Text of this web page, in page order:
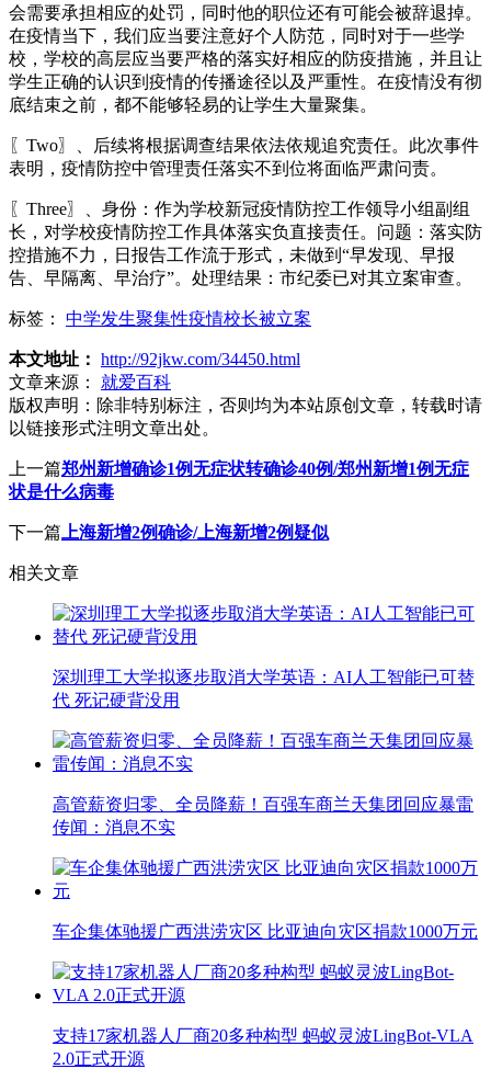
会需要承担相应的处罚，同时他的职位还有可能会被辞退掉。
在疫情当下，我们应当要注意好个人防范，同时对于一些学
校，学校的高层应当要严格的落实好相应的防疫措施，并且让
学生正确的认识到疫情的传播途径以及严重性。在疫情没有彻
底结束之前，都不能够轻易的让学生大量聚集。
〖Two〗、后续将根据调查结果依法依规追究责任。此次事件
表明，疫情防控中管理责任落实不到位将面临严肃问责。
〖Three〗、身份：作为学校新冠疫情防控工作领导小组副组
长，对学校疫情防控工作具体落实负直接责任。问题：落实防
控措施不力，日报告工作流于形式，未做到“早发现、早报
告、早隔离、早治疗”。处理结果：市纪委已对其立案审查。
标签： 中学发生聚集性疫情校长被立案
本文地址： http://92jkw.com/34450.html
文章来源：
就爱百科
版权声明： 除非特别标注，否则均为本站原创文章，转载时请
以链接形式注明文章出处。
上一篇郑州新增确诊1例无症状转确诊40例/郑州新增1例无症
状是什么病毒
下一篇 上海新增2例确诊/上海新增2例疑似
相关文章
深圳理工大学拟逐步取消大学英语：AI人工智能已可替
代 死记硬背没用
高管薪资归零、全员降薪！百强车商兰天集团回应暴雷
传闻：消息不实
车企集体驰援广西洪涝灾区 比亚迪向灾区捐款1000万元
支持17家机器人厂商20多种构型 蚂蚁灵波LingBot-VLA
2.0正式开源